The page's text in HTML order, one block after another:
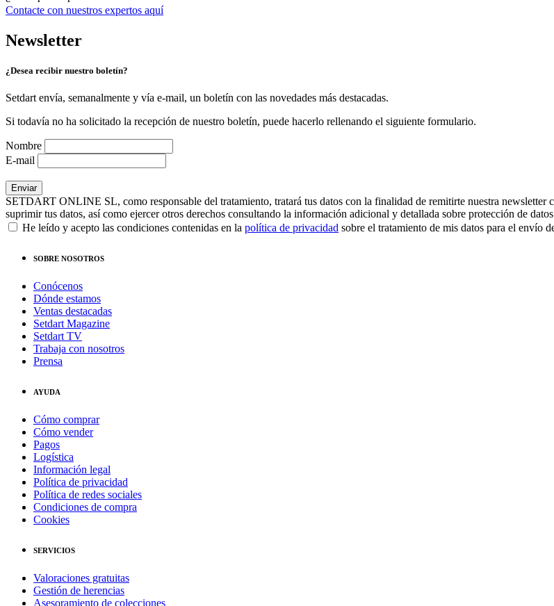
Contacte con nuestros expertos aquí
Newsletter
¿Desea recibir nuestro boletín?
Setdart envía, semanalmente y vía e-mail, un boletín con las novedades más destacadas.
Si todavía no ha solicitado la recepción de nuestro boletín, puede hacerlo rellenando el siguiente formulario.
Nombre
E-mail
SETDART ONLINE SL, como responsable del tratamiento, tratará tus datos con la finalidad de remitirte nuestra newsletter
suprimir tus datos, así como ejercer otros derechos consultando la información adicional y detallada sobre protección de datos
He leído y acepto las condiciones contenidas en la política de privacidad sobre el tratamiento de mis datos para el envío
SOBRE NOSOTROS
Conócenos
Dónde estamos
Ventas destacadas
Setdart Magazine
Setdart TV
Trabaja con nosotros
Prensa
AYUDA
Cómo comprar
Cómo vender
Pagos
Logística
Información legal
Política de privacidad
Política de redes sociales
Condiciones de compra
Cookies
SERVICIOS
Valoraciones gratuitas
Gestión de herencias
Asesoramiento de colecciones